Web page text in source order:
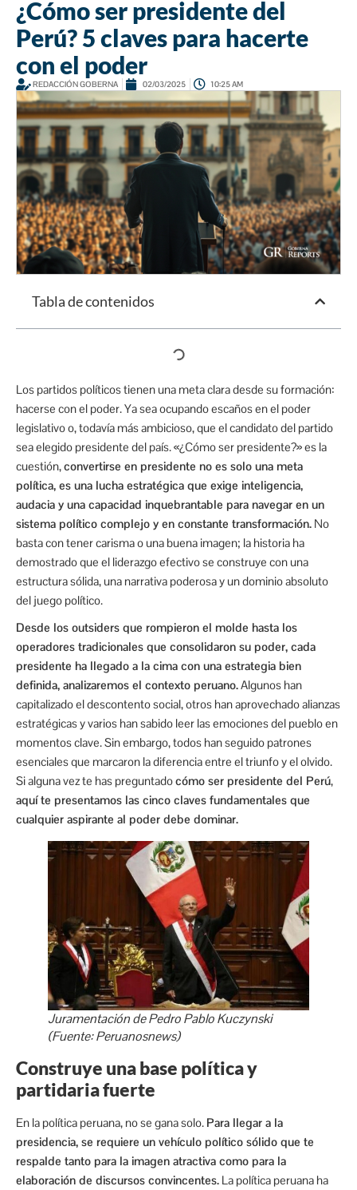
¿Cómo ser presidente del
Perú? 5 claves para hacerte
con el poder
REDACCIÓN GOBERNA 02/03/2025 10:25 AM
Tabla de contenidos
Los partidos políticos tienen una meta clara desde su formación:
hacerse con el poder. Ya sea ocupando escaños en el poder
legislativo o, todavía más ambicioso, que el candidato del partido
sea elegido presidente del país. «¿Cómo ser presidente?» es la
cuestión,convertirse en presidente no es solo una meta
política, es una lucha estratégica que exige inteligencia,
audacia y una capacidad inquebrantable para navegar en un
sistema político complejo y en constante transformación. No
basta con tener carisma o una buena imagen; la historia ha
demostrado que el liderazgo efectivo se construye con una
estructura sólida, una narrativa poderosa y un dominio absoluto
del juego político.
Desde los outsiders que rompieron el molde hasta los
operadores tradicionales que consolidaron su poder, cada
presidente ha llegado a la cima con una estrategia bien
definida, analizaremos el contexto peruano.Algunos han
capitalizado el descontento social, otros han aprovechado alianzas
estratégicas y varios han sabido leer las emociones del pueblo en
momentos clave. Sin embargo, todos han seguido patrones
esenciales que marcaron la diferencia entre el triunfo y el olvido.
Si alguna vez te has preguntadocómo ser presidente del Perú,
aquí te presentamos las cinco claves fundamentales que
cualquier aspirante al poder debe dominar.
Juramentación de Pedro Pablo Kuczynski
(Fuente: Peruanosnews)
Construye una base política y
partidaria fuerte
En la política peruana, no se gana solo. Para llegar a la
presidencia, se requiere un vehículo político sólido que te
respalde tanto para la imagen atractiva como para la
elaboración de discursos convincentes. La política peruana ha